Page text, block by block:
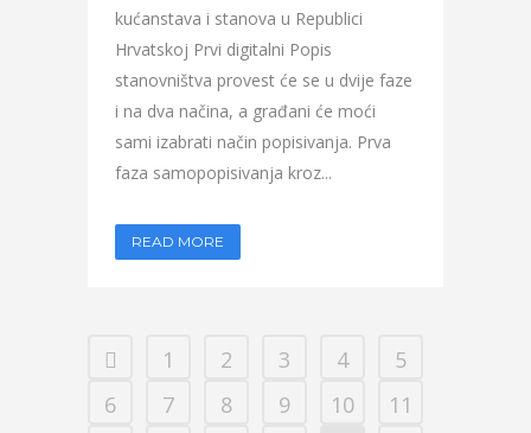
kućanstava i stanova u Republici
Hrvatskoj Prvi digitalni Popis
stanovništva provest će se u dvije faze
i na dva načina, a građani će moći
sami izabrati način popisivanja. Prva
faza samopopisivanja kroz...
READ MORE
1 2 3 4
5
6
7 8 9 10 11